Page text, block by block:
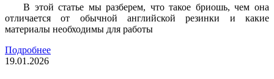
В этой статье мы разберем, что такое бриошь, чем она
отличается от обычной английской резинки и какие
материалы необходимы для работы
Подробнее
19.01.2026